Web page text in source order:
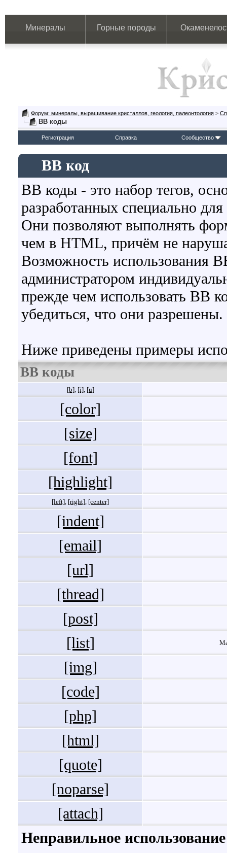
Минералы Горные породы
Форум: минералы, выращивание кристаллов, геология, палеонтология >
BB коды
Регистрация Справка Сообщество
BB код
BB коды - это набор тегов,
разработанных специально
Они позволяют выполнять
чем в HTML, причём не
Возможность использования
администратором
прежде чем использовать BB
убедиться, что они разрешены.
Ниже приведены примеры
BB коды
[b], [i], [u]
[color]
[size]
[font]
[highlight]
[left], [right], [center]
[indent]
[email]
[url]
[thread]
[post]
[list]
[img]
[code]
[php]
[html]
[quote]
[noparse]
[attach]
Неправильное